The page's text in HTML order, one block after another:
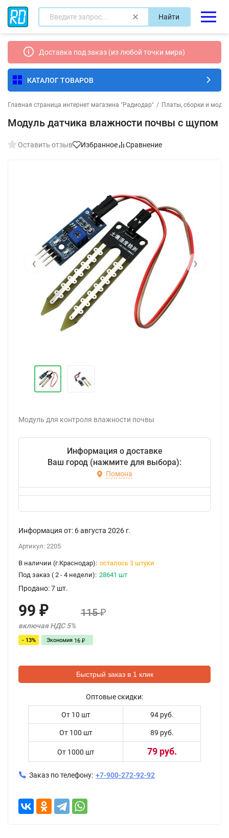
Найти
Доставка под заказ (из любой точки мира)
КАТАЛОГ ТОВАРОВ
Главная страница интернет магазина "Радиодар" / Платы, сборки и
Модуль датчика влажности почвы с щупом
Оставить отзыв Избранное Сравнение
‹ ›
Модуль для контроля влажности почвы
Информация о доставке
Ваш город (нажмите для выбора):
Помона
Информация от: 6 августа 2026 г.
Артикул: 2205
В наличии (г.Краснодар): осталось 3 штуки
Под заказ ( 2 - 4 недели): 28641 шт
Продано: 7 шт.
99 ₽
включая НДС 5%
115₽
- 13% Экономия 16 ₽
Быстрый заказ в 1 клик
Оптовые скидки:
От 10 шт 94 руб.
От 100 шт 89 руб.
От 1000 шт 79 руб.
Заказ по телефону: +7-900-272-92-92